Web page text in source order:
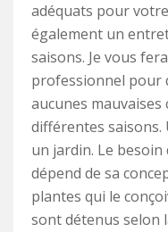
adéquats pour
également un
saisons. Je vous
professionnel pour
aucunes
différentes saisons.
un jardin. Le besoin
dépend de sa
plantes qui le
sont détenus selon